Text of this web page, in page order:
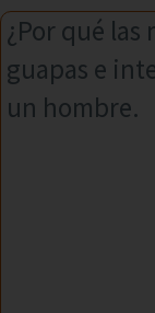
¿Por qué las
guapas e
un hombre.